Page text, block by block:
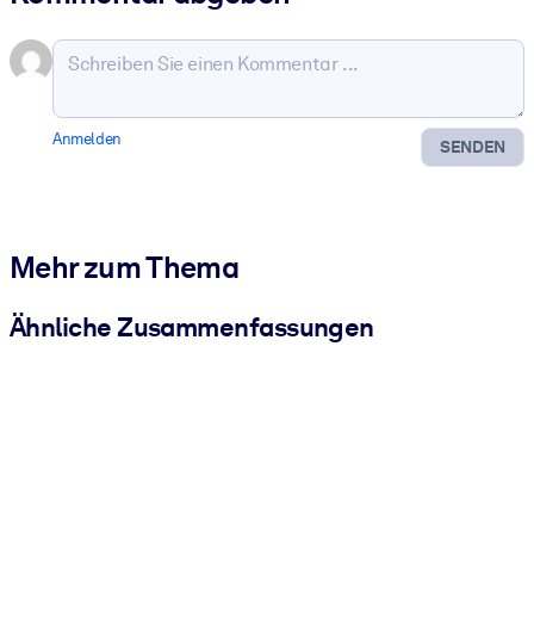
SENDEN
Anmelden
Mehr zum Thema
Ähnliche Zusammenfassungen